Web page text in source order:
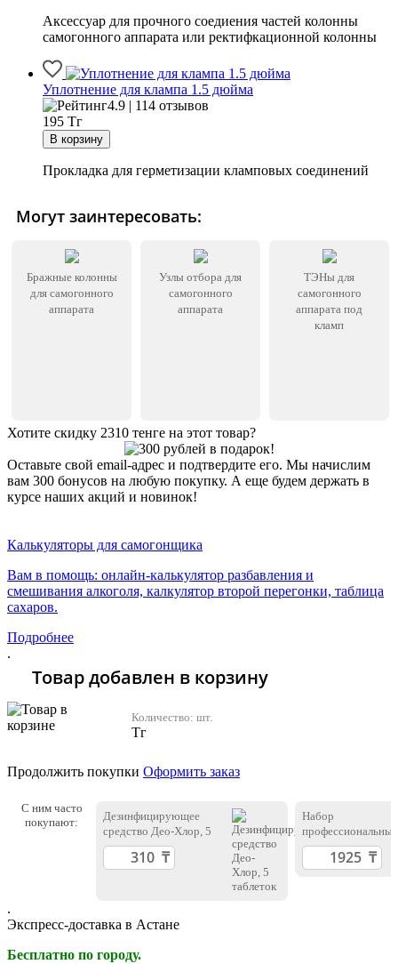
Аксессуар для прочного соедиения частей колонны
самогонного аппарата или ректифкационной колонны
Уплотнение для клампа 1.5 дюйма
4.9 | 114 отзывов
195 Тг
Прокладка для герметизации кламповых соединений
Могут заинтересовать:
Бражные колонны
для самогонного
аппарата
Узлы отбора для
самогонного
аппарата
ТЭНы для
самогонного
аппарата под
кламп
Хотите скидку 2310 тенге на этот товар?
Оставьте свой email-адрес и подтвердите его. Мы начислим
вам 300 бонусов на любую покупку. А еще будем держать в
курсе наших акций и новинок!
Калькуляторы для самогонщика
Вам в помощь: онлайн-калькулятор разбавления и
смешивания алкоголя, калкулятор второй перегонки, таблица
сахаров.
Подробнее
.
Товар добавлен в корзину
Количество: шт.
Тг
Продолжить покупки Оформить заказ
С ним часто
покупают:
Дезинфицирующее
средство Део-Хлор, 5
таблеток
Набор
профессиональных
ареометров
.
Экспресс-доставка в Астане
Бесплатно по городу.